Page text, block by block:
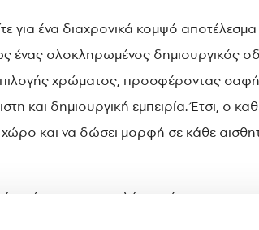
για ένα διαχρονικά κομψό αποτέλεσμα
ένας ολοκληρωμένος δημιουργικός
χρώματος, προσφέροντας
και δημιουργική εμπειρία. Έτσι, ο
και να δώσει μορφή σε κάθε
χρώματος πιο απλή, πιο άμεση και
μπορεί να περιηγηθεί σε